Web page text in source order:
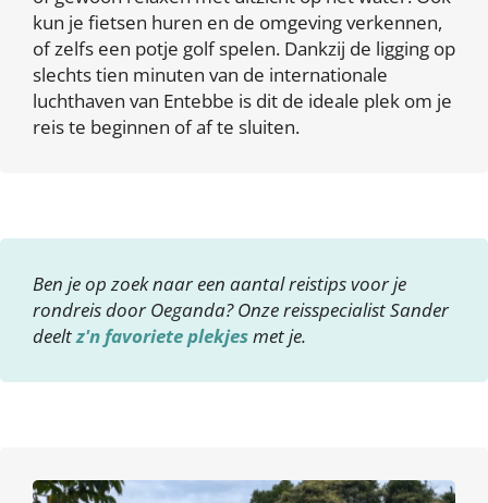
kun je fietsen huren en de omgeving verkennen,
of zelfs een potje golf spelen. Dankzij de ligging op
slechts tien minuten van de internationale
luchthaven van Entebbe is dit de ideale plek om je
reis te beginnen of af te sluiten.
Ben je op zoek naar een aantal reistips voor je
rondreis door Oeganda? Onze reisspecialist Sander
deeltz'n favoriete plekjesmet je.